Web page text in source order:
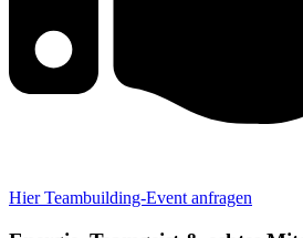
Hier Teambuilding-Event anfragen